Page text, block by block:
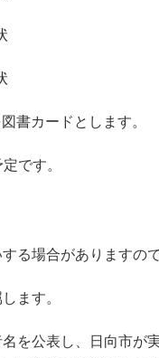
書カードとします。
です。
る場合がありますの
ます。
を公表し、日向市が